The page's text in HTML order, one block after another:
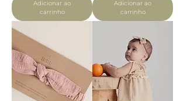
Adicionar ao
carrinho
Adicionar ao
carrinho